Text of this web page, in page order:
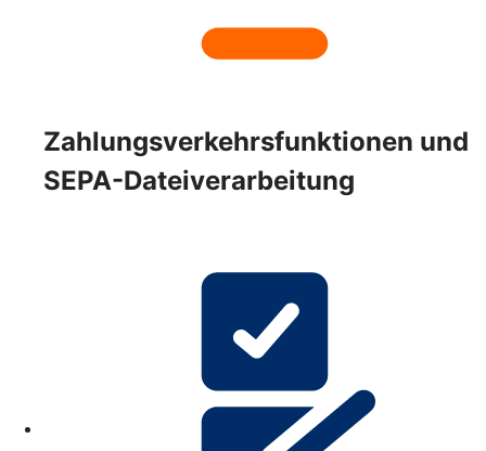
Zahlungsverkehrsfunktionen und
SEPA-Dateiverarbeitung